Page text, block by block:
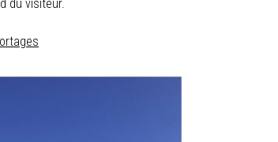
du visiteur.